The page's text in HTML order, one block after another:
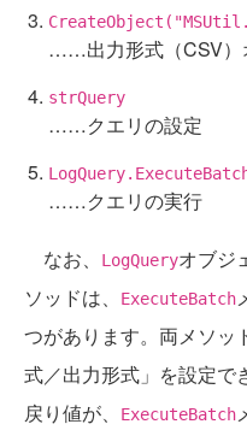
……出力形式（CSV）
strQuery
……クエリの設定
……クエリの実行
なお、 LogQueryオブジ
ソッドは、
ExecuteBatch
つがあります。両メソッ
式／出力形式」を設定で
戻り値が、
ExecuteBatch